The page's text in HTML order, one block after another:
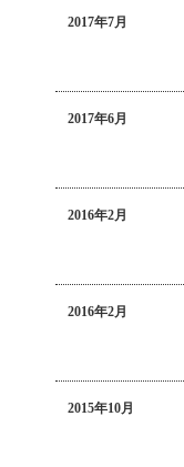
2017年7月
2017年6月
2016年2月
2016年2月
2015年10月